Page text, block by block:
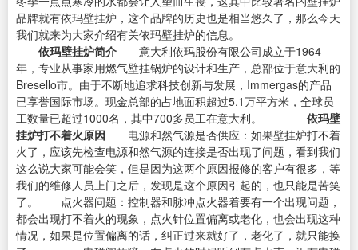
品牌就有依玛壁挂炉，这个品牌的历史也是相当悠久了，那么今天
我们就来为大家介绍有关依玛壁挂炉的信息。
依玛壁挂炉简介 意大利依玛股份有限公司成立于1964
年，专业从事家用燃气壁挂锅炉的设计和生产，总部位于意大利的
Bresello市。由于不断地追求科技创新与发展，Immergas的产品
已享誉国际市场。现金总部的占地面积超过5.1万平方米，全球员
工数量已超过1000名，其中700多员工在意大利。
依玛壁
挂炉打不着火原因 电源和然气源是否供应：如果壁挂炉打不着
火了，应该先检查电源和然气源的连接是否出现了问题，看到我们
这么说大家可能会笑，但是因为这两个原因报修的客户有很多，等
我们的维修人员上门之后，发现是这个原因引起的，也只能是苦笑
了。 点火器问题：控制器和脉冲点火器着要有一个出现问题，
都会出现打不着火的现象，点火针位置偏离或老化，也会出现这种
情况，如果是位置偏离的话，纠正过来就好了，老化了，就只能换